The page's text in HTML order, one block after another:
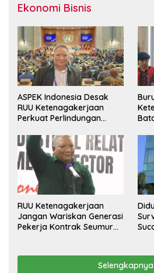
Ekonomi Bisnis
ASPEK Indonesia Desak
RUU Ketenagakerjaan
Perkuat Perlindungan
Pesangon
RUU Ketenagakerjaan
Jangan Wariskan Generasi
Pekerja Kontrak Seumur
Selengkapnya